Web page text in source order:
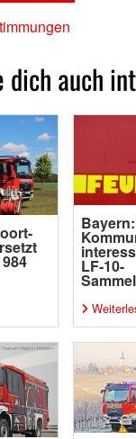
dich auch
LF-10-